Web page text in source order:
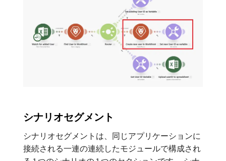
シナリオセグメント
シナリオセグメントは、同じアプリケーションに
接続される一連の連続したモジュールで構成され